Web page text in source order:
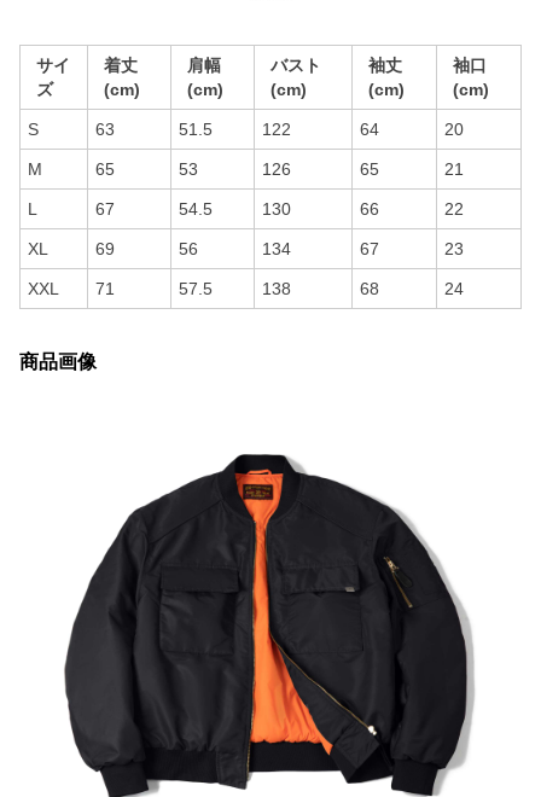
サイ
ズ
着丈
(cm)
肩幅
(cm)
バスト
(cm)
袖丈
(cm)
袖口
(cm)
S 63 51.5 122 64 20
M 65 53 126 65 21
L 67 54.5 130 66 22
XL 69 56 134 67 23
XXL 71 57.5 138 68 24
商品画像